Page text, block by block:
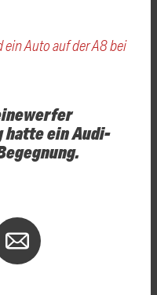
ein Auto auf der A8 bei
hatte ein Audi-